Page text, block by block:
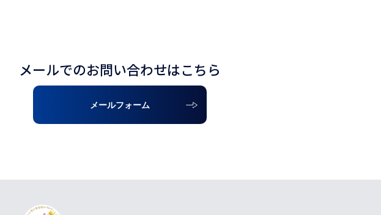
メールでのお問い合わせはこちら
メールフォーム